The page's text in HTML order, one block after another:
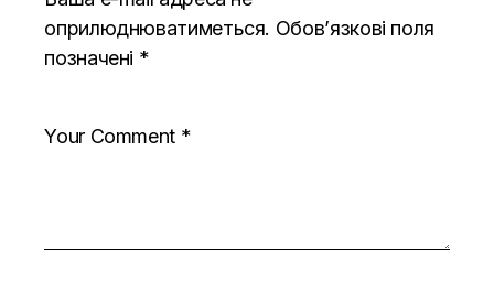
оприлюднюватиметься. Обов’язкові поля
позначені *